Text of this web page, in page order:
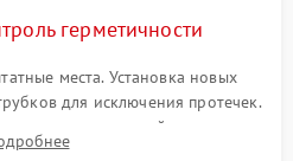
герметичности
места. Установка новых
для исключения протечек.
гидравлической системы,
датчика поплавка.